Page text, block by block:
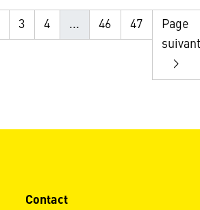
3 4 ... 46 47
Page
Contact